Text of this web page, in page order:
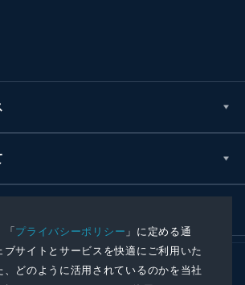
「プライバシーポリシー 」に定める通
ブサイトとサービスを快適にご利用いた
、どのように活用されているのかを当社